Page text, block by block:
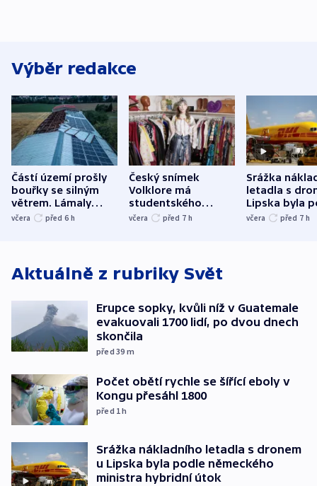
Výběr redakce
Částí území prošly
bouřky se silným
větrem. Lámaly
stromy a poničily
včera před 6 h
Český snímek
Volklore má
studentského
Oscara, zabojuje o
včera před 7 h
Srážka
letadla s
Lipska byla
německého
včera před 7 h
Aktuálně z rubriky Svět
Erupce sopky, kvůli níž v Guatemale
evakuovali 1700 lidí, po dvou dnech
skončila
před 39 m
Počet obětí rychle se šířící eboly v
Kongu přesáhl 1800
před 1h
Srážka nákladního letadla s dronem
u Lipska byla podle německého
ministra hybridní útok